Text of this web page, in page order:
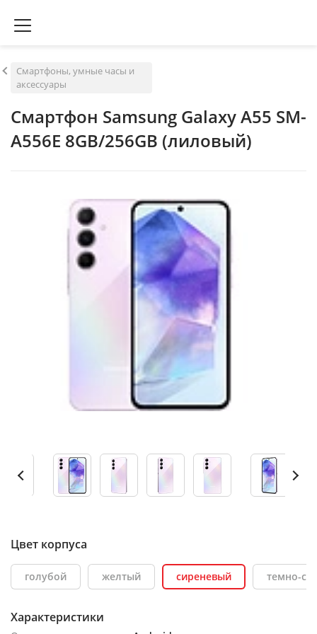
Смартфоны, умные часы и
аксессуары
Смартфон Samsung Galaxy A55 SM-
A556E 8GB/256GB (лиловый)
Цвет корпуса
голубой желтый сиреневый темно-
Характеристики